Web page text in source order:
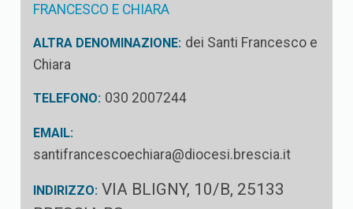
FRANCESCO E CHIARA
ALTRA DENOMINAZIONE: dei Santi Francesco e
Chiara
TELEFONO: 030 2007244
EMAIL:
santifrancescoechiara@diocesi.brescia.it
INDIRIZZO: VIA BLIGNY, 10/B, 25133